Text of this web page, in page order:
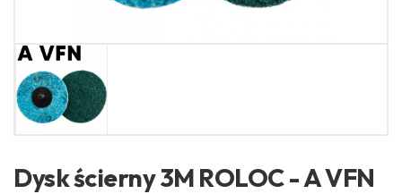
Dysk ścierny 3M ROLOC - A VFN